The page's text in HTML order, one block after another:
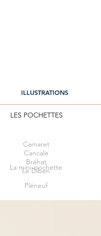
ILLUSTRATIONS
La mini-pochette
Pléneuf
LES POCHETTES
Camaret
Cancale
Bréhat
Le Diben